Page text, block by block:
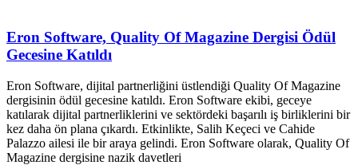
Eron Software, Quality Of Magazine Dergisi Ödül
Gecesine Katıldı
Eron Software, dijital partnerliğini üstlendiği Quality Of Magazine
dergisinin ödül gecesine katıldı. Eron Software ekibi, geceye
katılarak dijital partnerliklerini ve sektördeki başarılı iş birliklerini bir
kez daha ön plana çıkardı. Etkinlikte, Salih Keçeci ve Cahide
Palazzo ailesi ile bir araya gelindi. Eron Software olarak, Quality Of
Magazine dergisine nazik davetleri